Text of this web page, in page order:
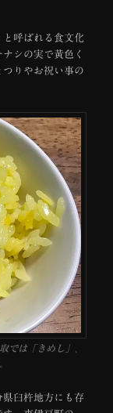
呼ばれる食文化
シの実で黄色く
りやお祝い事の
では「きめし」
。
臼杵地方にも存